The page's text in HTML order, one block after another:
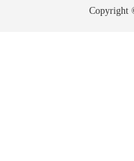
Copyright